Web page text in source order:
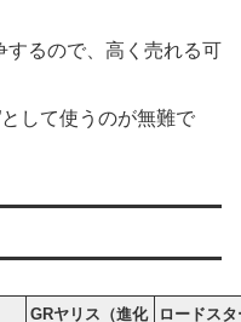
するので、高く売れる可
して使うのが無難で
GRヤリス（進化
ロードスタ